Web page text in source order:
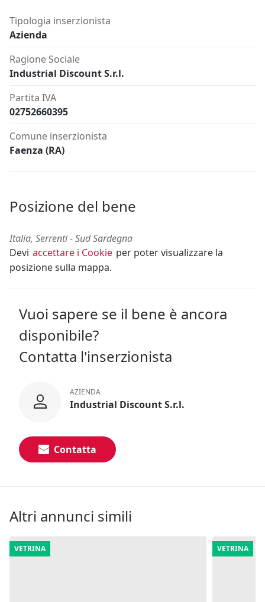
Tipologia inserzionista
Azienda
Ragione Sociale
Industrial Discount S.r.l.
Partita IVA
02752660395
Comune inserzionista
Faenza (RA)
Posizione del bene
Italia, Serrenti - Sud Sardegna
Devi accettare i Cookie per poter visualizzare la
posizione sulla mappa.
Vuoi sapere se il bene è ancora
disponibile?
Contatta l'inserzionista
AZIENDA
Industrial Discount S.r.l.
Contatta
Altri annunci simili
VETRINA VETRINA